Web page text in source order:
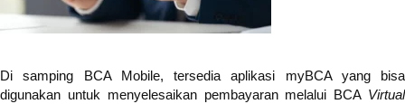
Di samping BCA Mobile, tersedia aplikasi myBCA yang bisa
digunakan untuk menyelesaikan pembayaran melalui BCA Virtual